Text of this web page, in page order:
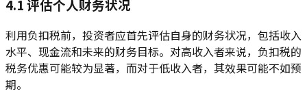
4.1 评估个人财务状况
利用负扣税前，投资者应首先评估自身的财务状况，包括收入
水平、现金流和未来的财务目标。对高收入者来说，负扣税的
税务优惠可能较为显著，而对于低收入者，其效果可能不如预
期。